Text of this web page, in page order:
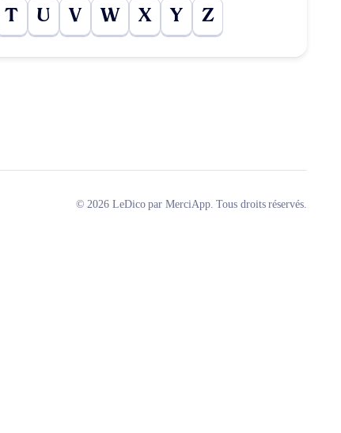
T U V W X Y Z
© 2026 LeDico par MerciApp. Tous droits réservés.